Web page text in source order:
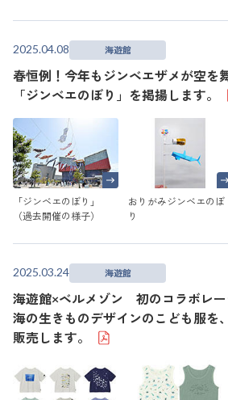
2025.04.08 海遊館
春恒例！今年もジンベエザメが空を
「ジンベエのぼり」を掲揚します。
「ジンベエのぼり」
（過去開催の様子）
おりがみジンベエのぼ
り
2025.03.24 海遊館
海遊館×ベルメゾン 初のコラボレー
海の生きものデザインのこども服を
販売します。